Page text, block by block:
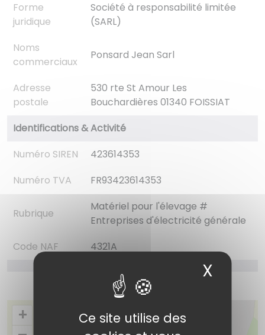
Ce site utilise des
X
Forme
juridique
Société à responsabilité limitée
(SARL)
Noms
commerciaux
Ponsard Jean Sarl
Adresse
postale
530 rte St Amour Les
Bouchardières 01340 FOISSIAT
Identifications & Activité
Numéro SIREN
423614353
Numéro TVA
FR93423614353
Rubrique
Matériel pour l'élevage #
Entreprises d'électricité générale
Code NAF
4321A
+